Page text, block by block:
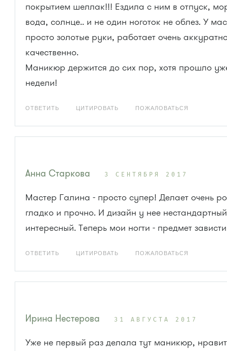
покрытием шеллак!!! Ездила с ним в отпуск,
вода, солнце.. и не один ноготок не облез. У
просто золотые руки, работает очень
качественно.
Маникюр держится до сих пор, хотя прошло
недели!
ОТВЕТИТЬ ЦИТИРОВАТЬ ПОЖАЛОВАТЬСЯ
Анна Старкова 3 СЕНТЯБРЯ 2017
Мастер Галина - просто супер! Делает очень
гладко и прочно. И дизайн у нее
интересный. Теперь мои ногти - предмет
ОТВЕТИТЬ ЦИТИРОВАТЬ ПОЖАЛОВАТЬСЯ
Ирина Нестерова 31 АВГУСТА 2017
Уже не первый раз делала тут маникюр,